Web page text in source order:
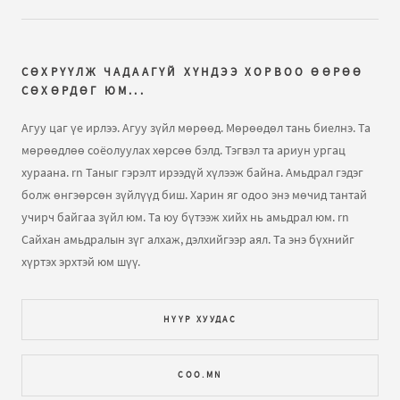
Яасан ч өчүүхэн бодолтой, өчүүхэн дотортой хүн
ийм ............
байсан юм бэ ...бичлэгтЧойрын Хүү:Зөв шүү.
Анализыг айхтар хийжаган байна Бүгд ийм
Гарчиггүй Enigma: jiguur nz min...
Гарчиггүйбичлэгт
Би өчүүхэн нэгэн... юм байна...бичлэгт
АНУ-д үргэлжилдэг хэсэг нь үнэхээр гайхалтай...
СӨХРҮҮЛЖ ЧАДААГҮЙ ХҮНДЭЭ ХОРВОО ӨӨРӨӨ
СӨХӨРДӨГ ЮМ...
Агуу цаг үе ирлээ. Агуу зүйл мөрөөд. Мөрөөдөл тань биелнэ. Та
мөрөөдлөө соёолуулах хөрсөө бэлд. Тэгвэл та ариун ургац
хураана. rn Таныг гэрэлт ирээдүй хүлээж байна. Амьдрал гэдэг
болж өнгэөрсөн зүйлүүд биш. Харин яг одоо энэ мөчид тантай
учирч байгаа зүйл юм. Та юу бүтээж хийх нь амьдрал юм. rn
Сайхан амьдралын зүг алхаж, дэлхийгээр аял. Та энэ бүхнийг
хүртэх эрхтэй юм шүү.
НҮҮР ХУУДАС
COO.MN